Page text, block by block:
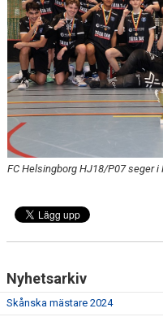
MATCHER
FC Helsingborg HJ18/P07 seger i
Nyhetsarkiv
Skånska mästare 2024